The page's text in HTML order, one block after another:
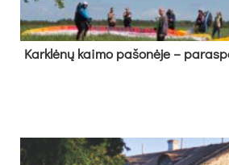
Kark­lė­nų kai­mo pa­šo­nė­je –